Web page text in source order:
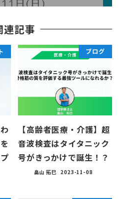
連記事
ブログ
【高齢者医療・介護】超
音波検査はタイタニック
号がきっかけで誕生！？
畠山 拓巳 2023-11-08